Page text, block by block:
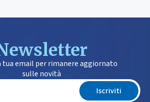
tua email per rimanere aggiornato
sulle novità
Iscriviti